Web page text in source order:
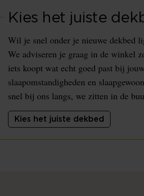
Kies het juiste
Wil je snel onder je nieuwe dekbed
We adviseren je graag in de winkel
iets koopt wat echt goed past bij jouw
slaapomstandigheden en
snel bij ons langs, we zitten in de
Kies het juiste dekbed